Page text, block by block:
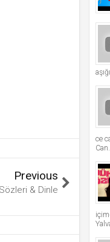
Previous
& Dinle
ce
Can...